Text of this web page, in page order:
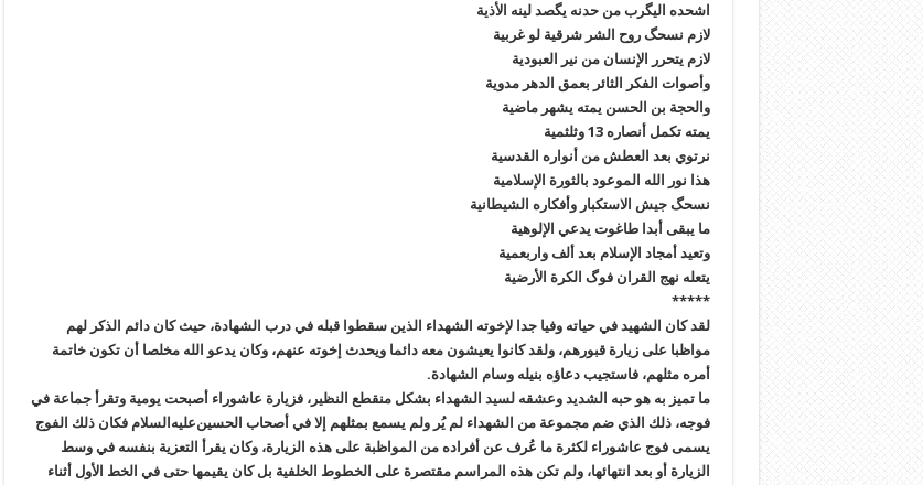
اشحده اليگرب من حدنه يگصد لينه الأذية
لازم نسحگ روح الشر شرقية لو غربية
لازم يتحرر الإنسان من نير العبودية
وأصوات الفكر الثائر بعمق الدهر مدوية
والحجة بن الحسن يمته يشهر ماضية
يمته تكمل أنصاره 13 وثلثمية
نرتوي بعد العطش من أنواره القدسية
هذا نور الله الموعود بالثورة الإسلامية
نسحگ جيش الاستكبار وأفكاره الشيطانية
ما يبقى أبدا طاغوت يدعي الإلوهية
وتعيد أمجاد الإسلام بعد ألف واربعمية
يتعله نهج القران فوگ الکرة الأرضية
*****
لقد كان الشهيد في حياته وفيا جدا لإخوته الشهداء الذين سقطوا قبله في درب الشهادة، حيث كان دائم الذكر لهم
مواظبا على زيارة قبورهم، ولقد كانوا يعيشون معه دائما ويحدث إخوته عنهم، وكان يدعو الله مخلصا أن تكون خاتمة
أمره مثلهم، فاستجيب دعاؤه بنيله وسام الشهادة.
ما تميز به هو حبه الشديد وعشقه لسيد الشهداء بشكل منقطع النظير، فزيارة عاشوراء أصبحت يومية وتقرأ جماعة في
فوجه، ذلك الذي ضم مجموعة من الشهداء لم يُر ولم يسمع بمثلهم إلا في أصحاب الحسين‌عليه‌السلام فكان ذلك الفوج
يسمى فوج عاشوراء لكثرة ما عُرف عن أفراده من المواظبة على هذه الزيارة، وكان يقرأ التعزية بنفسه في وسط
الزيارة أو بعد انتهائها، ولم تكن هذه المراسم مقتصرة على الخطوط الخلفية بل كان يقيمها حتى في الخط الأول أثناء